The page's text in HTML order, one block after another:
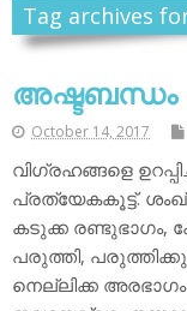
Tag archives
അഷ്ടബന്ധം
October 14, 2017
വിഗ്രഹങ്ങളെ
പ്രത്യേകകൂട്ട്.
കടുക്ക രണ്ടുഭാഗം,
പരുത്തി,
നെല്ലിക്ക